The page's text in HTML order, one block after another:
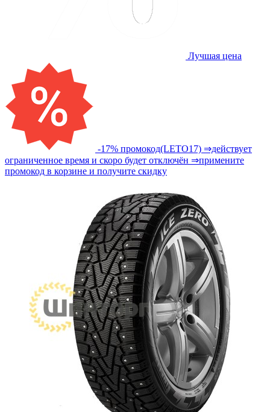
Лучшая цена
-17% промокод(LETO17) ⇒действует
ограниченное время и скоро будет отключён ⇒примените
промокод в корзине и получите скидку